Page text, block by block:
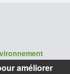
améliorer